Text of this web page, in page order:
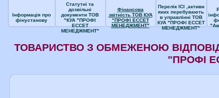
Інформація про
фінустанову
Статутні та
дозвільні
документи ТОВ
"КУА "ПРОФІ
ЕССЕТ
МЕНЕДЖМЕНТ"
Фінансова
звітність ТОВ КУА
"ПРОФІ ЕССЕТ
МЕНЕДЖМЕНТ"
Перелік ІСІ ,активи
яких перебувають
в управлінні ТОВ
КУА "ПРОФІ ЕССЕТ
МЕНЕДЖМЕНТ"
ТОВАРИСТВО З ОБМЕЖЕНОЮ
"ПРОФІ